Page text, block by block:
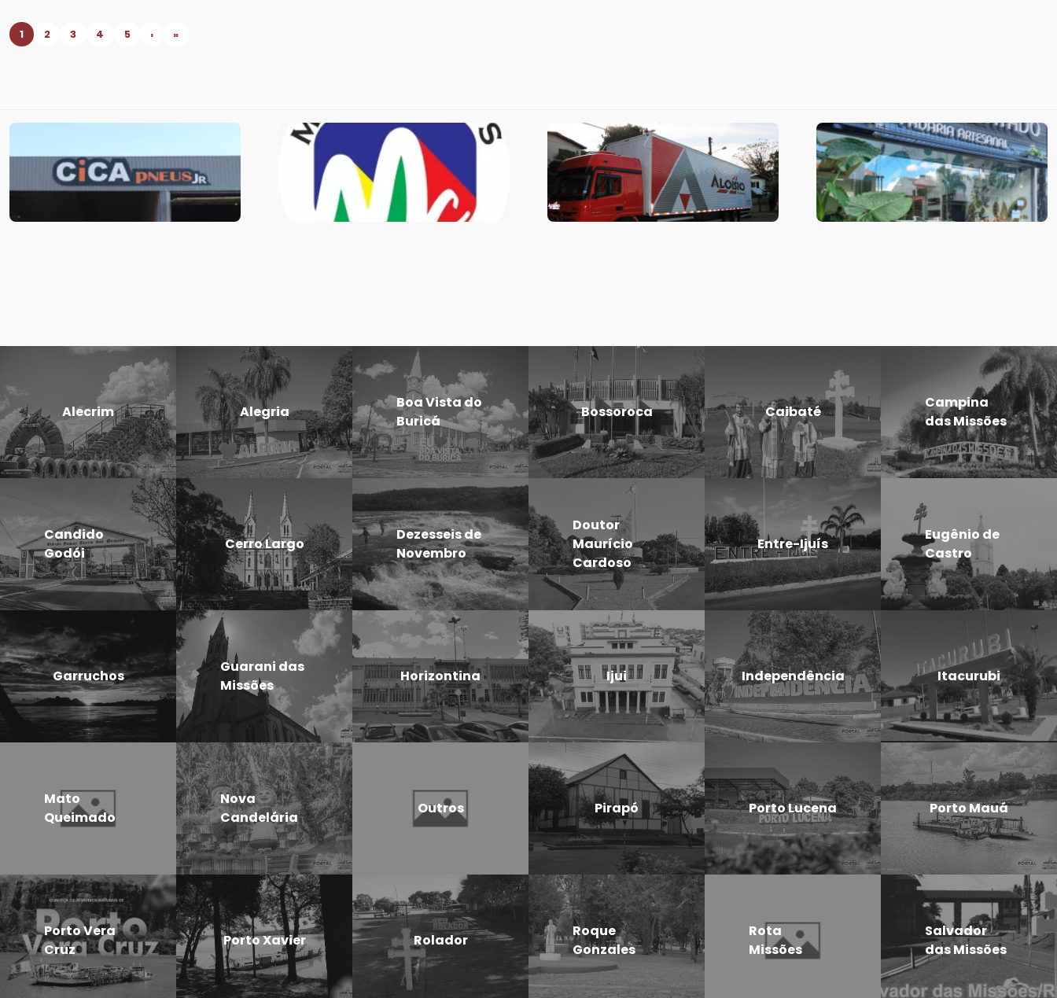
1 2 3 4 5 › »
Alecrim Alegria
Boa Vista do
Buricá
Bossoroca Caibaté
Campina
das Missões
Candido
Godói
Cerro Largo
Dezesseis de
Novembro
Doutor
Maurício
Cardoso
Entre-Ijuís
Eugênio de
Castro
Garruchos
Guarani das
Missões
Horizontina Ijui Independência Itacurubi
Mato
Queimado
Nova
Candelária
Outros Pirapó Porto Lucena Porto Mauá
Porto Vera
Cruz
Porto Xavier Rolador
Roque
Gonzales
Rota
Missões
Salvador
das Missões